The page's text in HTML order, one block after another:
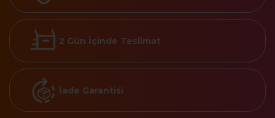
2 Gün İçinde Teslimat
İade Garantisi